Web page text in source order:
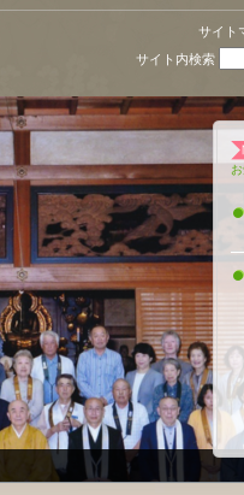
サイト
サイト内検索